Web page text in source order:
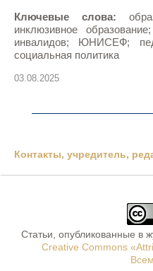
Ключевые слова:
инклюзивное
инвалидов; ЮНИСЕФ;
социальная политика
03.08.2025
Контакты, учредитель,
Статьи, опубликованные в
Creative Commons